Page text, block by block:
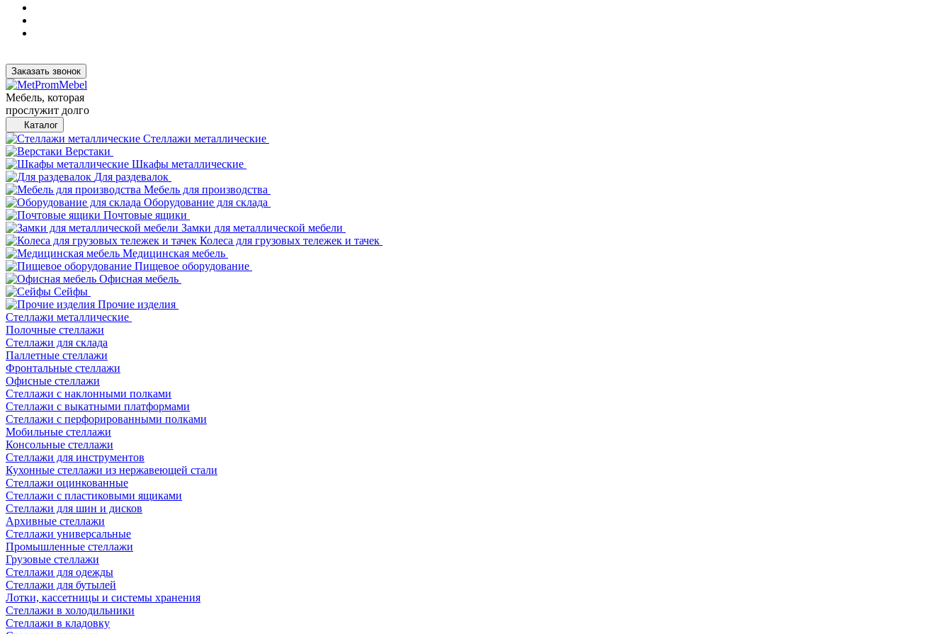
Заказать звонок
Мебель, которая
прослужит долго
Каталог
Стеллажи металлические
Верстаки
Шкафы металлические
Для раздевалок
Мебель для производства
Оборудование для склада
Почтовые ящики
Замки для металлической мебели
Колеса для грузовых тележек и тачек
Медицинская мебель
Пищевое оборудование
Офисная мебель
Сейфы
Прочие изделия
Стеллажи металлические
Полочные стеллажи
Стеллажи для склада
Паллетные стеллажи
Фронтальные стеллажи
Офисные стеллажи
Стеллажи с наклонными полками
Стеллажи с выкатными платформами
Стеллажи с перфорированными полками
Мобильные стеллажи
Консольные стеллажи
Стеллажи для инструментов
Кухонные стеллажи из нержавеющей стали
Стеллажи оцинкованные
Стеллажи с пластиковыми ящиками
Стеллажи для шин и дисков
Архивные стеллажи
Стеллажи универсальные
Промышленные стеллажи
Грузовые стеллажи
Стеллажи для одежды
Стеллажи для бутылей
Лотки, кассетницы и системы хранения
Стеллажи в холодильники
Стеллажи в кладовку